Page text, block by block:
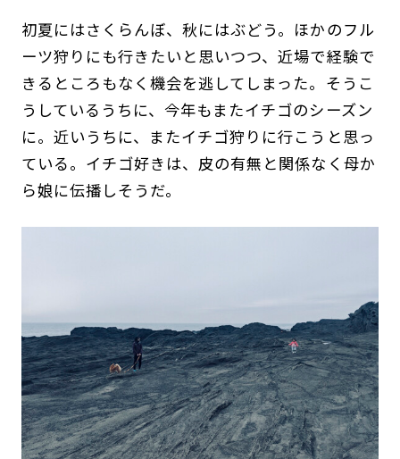
初夏にはさくらんぼ、秋にはぶどう。ほかのフル
ーツ狩りにも行きたいと思いつつ、近場で経験で
きるところもなく機会を逃してしまった。そうこ
うしているうちに、今年もまたイチゴのシーズン
に。近いうちに、またイチゴ狩りに行こうと思っ
ている。イチゴ好きは、皮の有無と関係なく母か
ら娘に伝播しそうだ。